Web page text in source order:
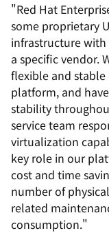
"Red Hat
some proprietary
infrastructure
a specific vendor.
flexible and
platform, and
stability
service team
virtualization
key role in our
cost and time
number of
related
consumption."